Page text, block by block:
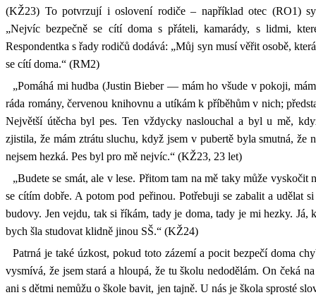
(KŽ23) To potvrzují i oslovení rodiče – například otec (RO1)
„Nejvíc bezpečně se cítí doma s přáteli, kamarády, s lidmi,
Respondentka s řady rodičů dodává: „Můj syn musí věřit osobě,
se cítí doma.“ (RM2)
„Pomáhá mi hudba (Justin Bieber — mám ho všude v pokoji,
ráda romány, červenou knihovnu a utíkám k příběhům v nich;
Největší útěcha byl pes. Ten vždycky naslouchal a byl u mě,
zjistila, že mám ztrátu sluchu, když jsem v pubertě byla smutná, že
nejsem hezká. Pes byl pro mě nejvíc.“ (KŽ23, 23 let)
„Budete se smát, ale v lese. Přitom tam na mě taky může vyskočit
se cítím dobře. A potom pod peřinou. Potřebuji se zabalit a udělat
budovy. Jen vejdu, tak si říkám, tady je doma, tady je mi hezky. Já,
bych šla studovat klidně jinou SŠ.“ (KŽ24)
Patrná je také úzkost, pokud toto zázemí a pocit bezpečí doma
vysmívá, že jsem stará a hloupá, že tu školu nedodělám. On čeká
ani s dětmi nemůžu o škole bavit, jen tajně. U nás je škola sprosté